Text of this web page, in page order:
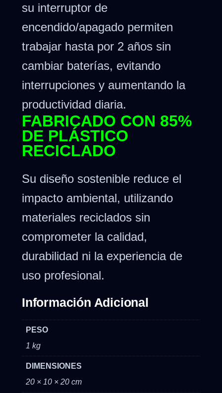
su interruptor de
encendido/apagado permiten
trabajar hasta por 2 años sin
cambiar baterías, evitando
interrupciones y aumentando la
productividad diaria.
FABRICADO CON 85%
DE PLÁSTICO
RECICLADO
Su diseño sostenible reduce el
impacto ambiental, utilizando
materiales reciclados sin
comprometer la calidad,
durabilidad ni la experiencia de
uso profesional.
Información Adicional
PESO
1 kg
DIMENSIONES
20 × 10 × 20 cm